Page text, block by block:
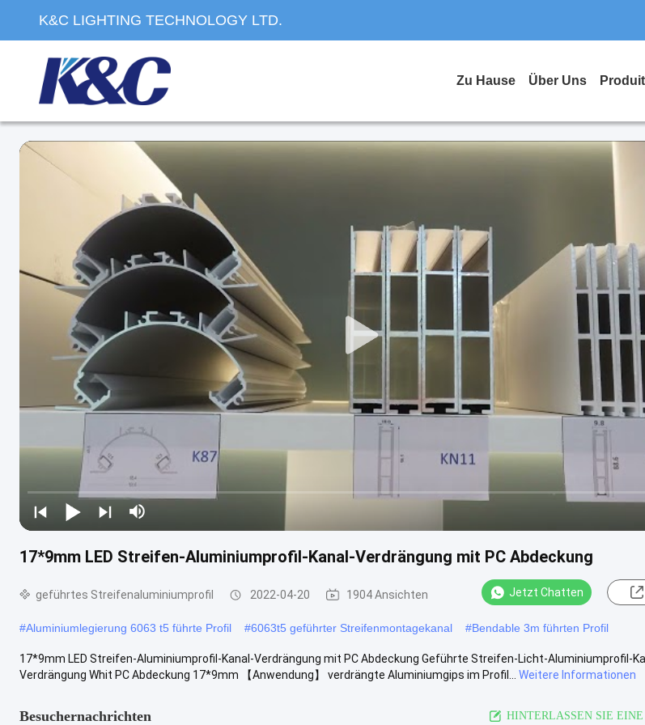
K&C LIGHTING TECHNOLOGY LTD.
Zu Hause Über Uns
17*9mm LED Streifen-Aluminiumprofil-Kanal-Verdrängung mit PC Abdeckung
geführtes Streifenaluminiumprofil 2022-04-20 1904 Ansichten Jetzt Chatten
#Aluminiumlegierung 6063 t5 führte Profil #6063t5 geführter Streifenmontagekanal #Bendable 3m führten Profil
17*9mm LED Streifen-Aluminiumprofil-Kanal-Verdrängung mit PC Abdeckung Geführte Streifen-Licht-Aluminiumprofil-
Verdrängung Whit PC Abdeckung 17*9mm 【Anwendung】 verdrängte Aluminiumgips im Profil...
Weitere Informationen
Besuchernachrichten HINTERLASSEN SIE